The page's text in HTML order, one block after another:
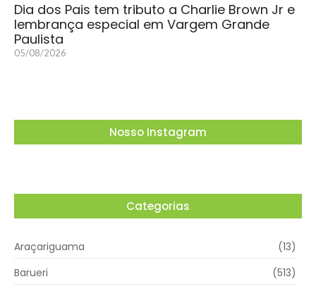
Dia dos Pais tem tributo a Charlie Brown Jr e
lembrança especial em Vargem Grande
Paulista
05/08/2026
Nosso Instagram
Categorias
Araçariguama
(13)
Barueri
(513)